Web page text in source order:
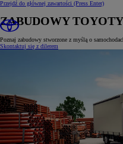
Przejdź do głównej zawartości (Press Enter)
ZABUDOWY TOYOTY
Poznaj zabudowy stworzone z myślą o
Skontaktuj się z dilerem